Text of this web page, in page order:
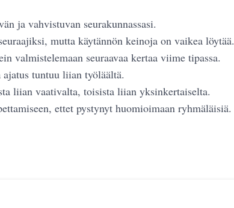
ja vahvistuvan seurakunnassasi.
mutta käytännön keinoja on vaikea löytää.
valmistelemaan seuraavaa kertaa viime tipassa.
tuntuu liian työläältä.
liian vaativalta, toisista liian yksinkertaiselta.
ettet pystynyt huomioimaan ryhmäläisiä.